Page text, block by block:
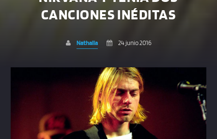
Whatsapp
CANCIONES INÉDITAS
Nathalia 24 junio 2016